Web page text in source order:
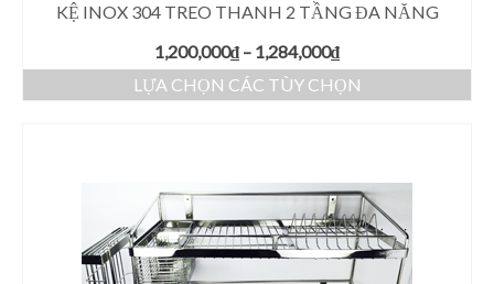
KỆ INOX 304 TREO THANH 2 TẦNG ĐA NĂNG
1,200,000₫ – 1,284,000₫
LỰA CHỌN CÁC TÙY CHỌN